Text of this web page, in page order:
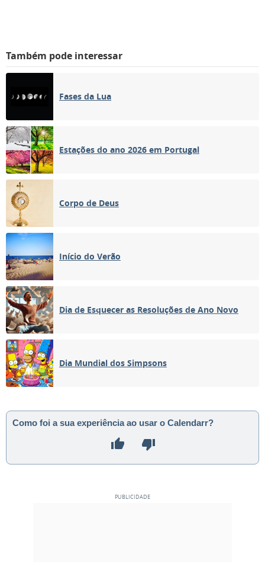
Também pode interessar
Fases da Lua
Estações do ano 2026 em Portugal
Corpo de Deus
Início do Verão
Dia de Esquecer as Resoluções de Ano Novo
Dia Mundial dos Simpsons
Como foi a sua experiência ao usar o Calendarr?